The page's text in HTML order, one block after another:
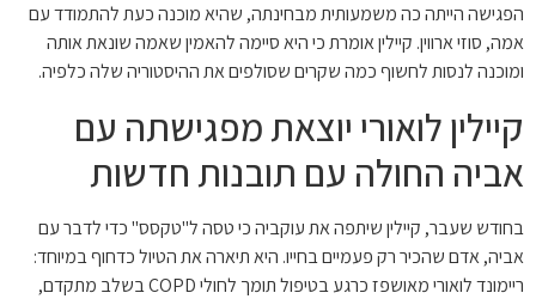
הפגישה הייתה כה משמעותית מבחינתה, שהיא מוכנה כעת להתמודד עם
אמה, סוזי ארווין. קיילין אומרת כי היא סיימה להאמין שאמה שונאת אותה
ומוכנה לנסות לחשוף כמה שקרים שסולפים את ההיסטוריה שלה כלפיה.
קיילין לואורי יוצאת מפגישתה עם
אביה החולה עם תובנות חדשות
בחודש שעבר, קיילין שיתפה את עוקביה כי טסה ל"טקסס" כדי לדבר עם
אביה, אדם שהכיר רק פעמיים בחייו. היא תיארה את הטיול כדחוף במיוחד:
ריימונד לואורי מאושפז כרגע בטיפול תומך לחולי COPD בשלב מתקדם,